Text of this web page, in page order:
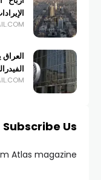
Subscribe Us
Atlas magazine